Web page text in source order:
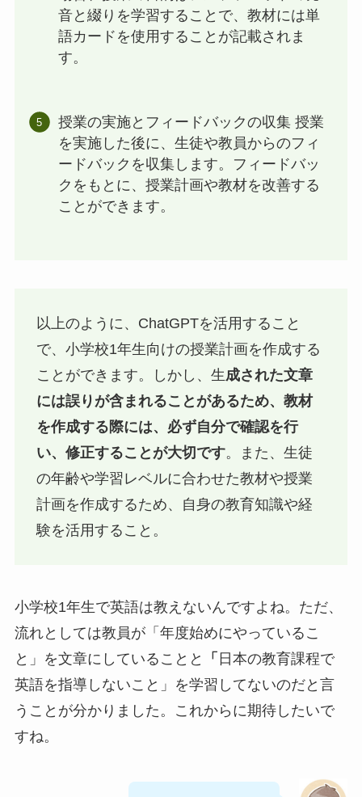
音と綴りを学習することで、教材には単
語カードを使用することが記載されま
す。
授業の実施とフィードバックの収集 授業
を実施した後に、生徒や教員からのフィ
ードバックを収集します。フィードバッ
クをもとに、授業計画や教材を改善する
ことができます。
以上のように、ChatGPTを活用すること
で、小学校1年生向けの授業計画を作成する
ことができます。しかし、生成された文章
には誤りが含まれることがあるため、教材
を作成する際には、必ず自分で確認を行
い、修正することが大切です。また、生徒
の年齢や学習レベルに合わせた教材や授業
計画を作成するため、自身の教育知識や経
験を活用すること。
小学校1年生で英語は教えないんですよね。ただ、
流れとしては教員が「年度始めにやっているこ
と」を文章にしていることと
「 日本の教育課程で
英語を指導しないこと」を学習してないのだと言
うことが分かりました。これからに期待したいで
すね。